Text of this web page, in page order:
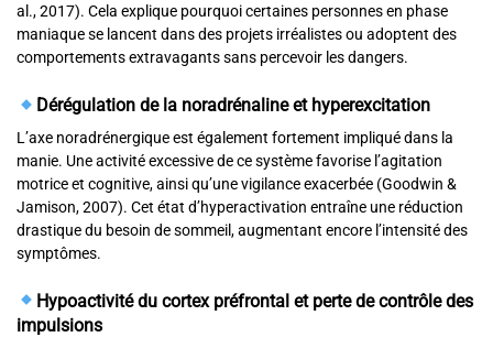
al., 2017). Cela explique pourquoi certaines personnes en phase
maniaque se lancent dans des projets irréalistes ou adoptent des
comportements extravagants sans percevoir les dangers.
Dérégulation de la noradrénaline et hyperexcitation
L’axe noradrénergique est également fortement impliqué dans la
manie. Une activité excessive de ce système favorise l’agitation
motrice et cognitive, ainsi qu’une vigilance exacerbée (Goodwin &
Jamison, 2007). Cet état d’hyperactivation entraîne une réduction
drastique du besoin de sommeil, augmentant encore l’intensité des
symptômes.
Hypoactivité du cortex préfrontal et perte de contrôle des
impulsions